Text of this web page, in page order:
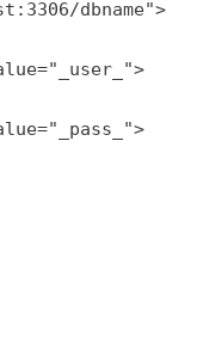
dbname">